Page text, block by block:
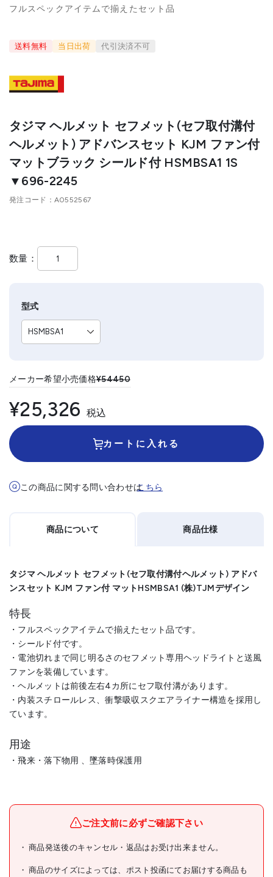
フルスペックアイテムで揃えたセット品
送料無料 当日出荷 代引決済不可
タジマ ヘルメット セフメット(セフ取付溝付
ヘルメット) アドバンスセット KJM ファン付
マットブラック シールド付 HSMBSA1 1S
▼696-2245
発注コード A0552567
数量
型式
メーカー希望小売価格¥54450
¥25,326 税込
カートに入れる
この商品に関する問い合わせはこちら
商品について
タジマ ヘルメット セフメット(セフ取付溝付ヘルメット) アドバ
ンスセット KJM ファン付 マットHSMBSA1 (株)TJMデザイン
特長
・フルスペックアイテムで揃えたセット品です。
・シールド付です。
・電池切れまで同じ明るさのセフメット専用ヘッドライトと送風
ファンを装備しています。
・ヘルメットは前後左右4カ所にセフ取付溝があります。
・内装スチロールレス、衝撃吸収スクエアライナー構造を採用し
ています。
用途
・飛来・落下物用 、墜落時保護用
商品仕様
ブランド名 タジマ
タジマ ヘルメット セフメッ
ト(セフ取付溝付ヘルメット)
ン付 マットブラック シール
ご注文前に必ずご確認下さい
商品発送後のキャンセル・返品はお受け出来ません。
商品のサイズによっては、ポスト投函にてお届けする商品も